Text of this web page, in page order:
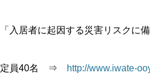
「入居者に起因する災害リスクに
定員40名 ⇒ http://www.iwate-